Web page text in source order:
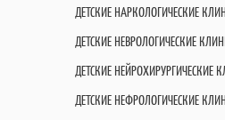
ДЕТСКИЕ НАРКОЛОГИЧЕСКИЕ
ДЕТСКИЕ НЕВРОЛОГИЧЕСКИЕ
ДЕТСКИЕ НЕЙРОХИРУРГИЧЕСКИЕ
ДЕТСКИЕ НЕФРОЛОГИЧЕСКИЕ